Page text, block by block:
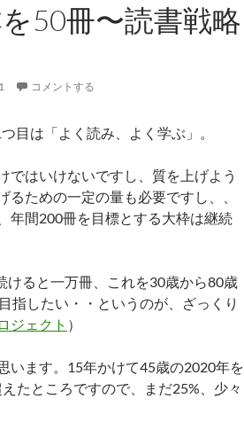
50冊〜読書戦略
コメントする
目は「よく読み、よく学ぶ」。
ではいけないですし、質を上げよう
るための一定の量も必要ですし、、
年間200冊を目標とする大枠は継続
けると一万冊、これを30歳から80歳
指したい・・というのが、ざっくり
ジェクト ）
います。15年かけて45歳の2020年を
たところですので、まだ25%、少々